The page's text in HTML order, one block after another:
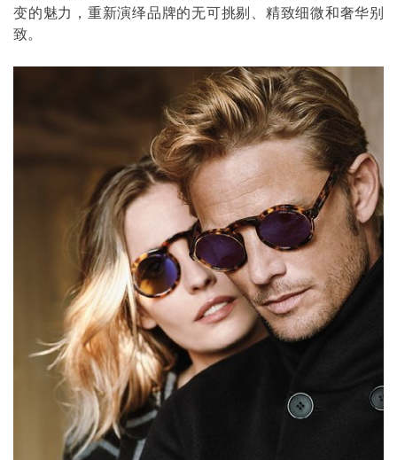
变的魅力，重新演绎品牌的无可挑剔、精致细微和奢华别
致。